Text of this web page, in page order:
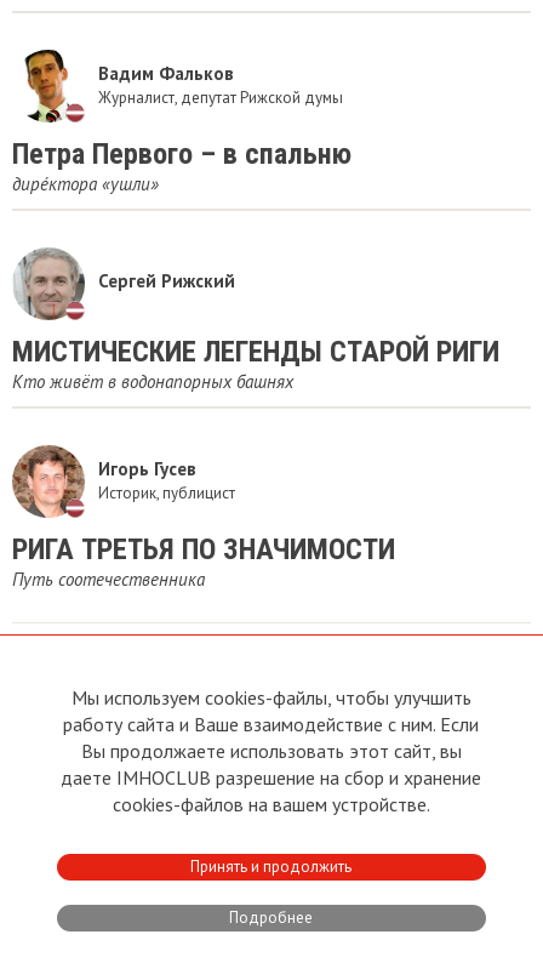
Вадим Фальков
Журналист, депутат Рижской думы
Петра Первого – в спальню
дирéктора «ушли»
Сергей Рижский
МИСТИЧЕСКИЕ ЛЕГЕНДЫ СТАРОЙ РИГИ
Кто живёт в водонапорных башнях
Игорь Гусев
Историк, публицист
РИГА ТРЕТЬЯ ПО ЗНАЧИМОСТИ
Путь соотечественника
Устав
Условия пользования
Прямая связь с
Председателем
Прямая связь c членами клуба
Контакты
Club
Мы используем cookies-файлы, чтобы улучшить
работу сайта и Ваше взаимодействие с ним. Если
Вы продолжаете использовать этот сайт, вы
даете IMHOCLUB разрешение на сбор и хранение
cookies-файлов на вашем устройстве.
Принять и продолжить
Подробнее